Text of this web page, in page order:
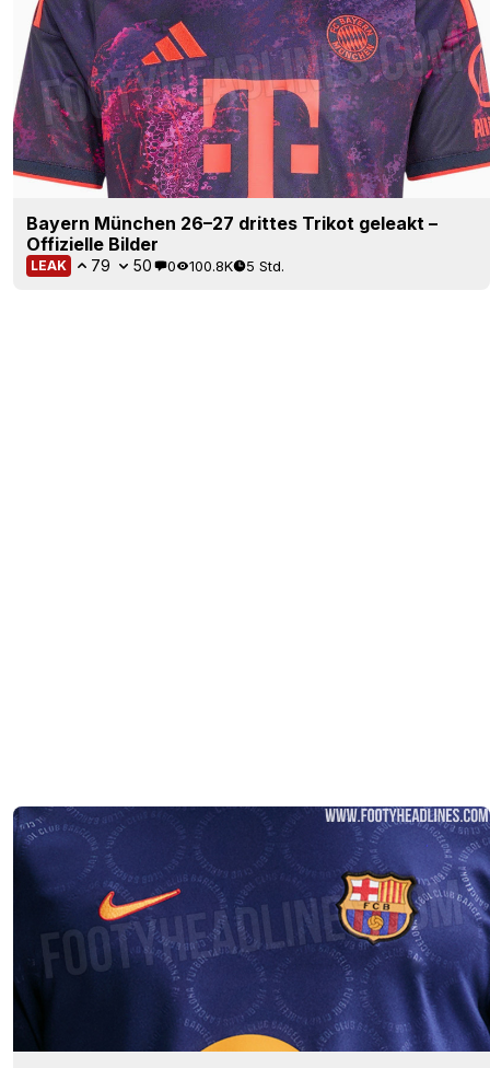
Bayern München 26–27 drittes Trikot geleakt –
Offizielle Bilder
LEAK 79 50 0 100.8K 5 Std.